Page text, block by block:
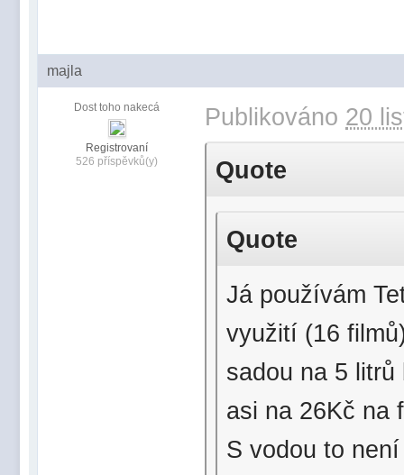
majla
Dost toho nakecá
Registrovaní
526 příspěvků(y)
Publikováno 20
Quote
Quote
Já používám
využití (16
sadou na 5
asi na 26Kč na
S vodou to